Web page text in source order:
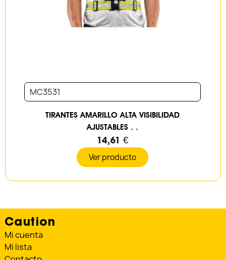
MC3531
TIRANTES AMARILLO ALTA VISIBILIDAD
AJUSTABLES . .
14,61 €
Ver producto
Caution
Mi cuenta
Mi lista